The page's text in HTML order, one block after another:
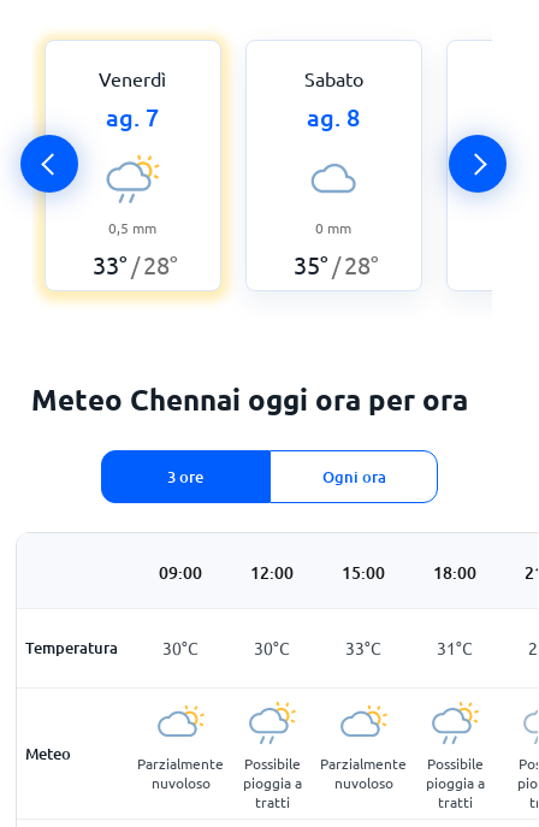
Venerdì
ag. 7
0,5 mm
33° /28°
Sabato
ag. 8
0 mm
35° /28°
Meteo Chennai oggi ora per ora
3 ore Ogni ora
09:00 12:00 15:00 18:00
Temperatura
29°C 30°C 30°C 33°C 31°C
MeteoNuvoloso
Parzialmente
nuvoloso
Possibile
pioggia a
tratti
Parzialmente
nuvoloso
Possibile
pioggia a
tratti